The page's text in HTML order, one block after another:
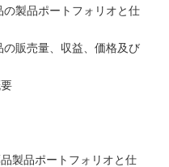
製品ポートフォリオと仕
販売量、収益、価格及び
製品ポートフォリオと仕